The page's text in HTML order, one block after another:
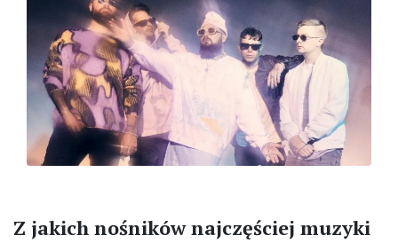
Z jakich nośników najczęściej muzyki